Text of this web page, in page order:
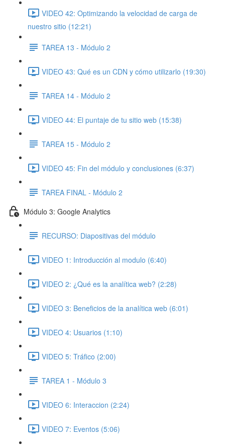
VIDEO 42: Optimizando la velocidad de carga de
nuestro sitio (12:21)
TAREA 13 - Módulo 2
VIDEO 43: Qué es un CDN y cómo utilizarlo (19:30)
TAREA 14 - Módulo 2
VIDEO 44: El puntaje de tu sitio web (15:38)
TAREA 15 - Módulo 2
VIDEO 45: Fin del módulo y conclusiones (6:37)
TAREA FINAL - Módulo 2
Módulo 3: Google Analytics
RECURSO: Diapositivas del módulo
VIDEO 1: Introducción al modulo (6:40)
VIDEO 2: ¿Qué es la analítica web? (2:28)
VIDEO 3: Beneficios de la analítica web (6:01)
VIDEO 4: Usuarios (1:10)
VIDEO 5: Tráfico (2:00)
TAREA 1 - Módulo 3
VIDEO 6: Interaccion (2:24)
VIDEO 7: Eventos (5:06)